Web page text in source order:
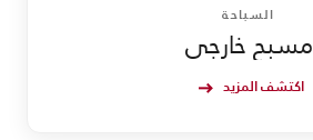
السباحة
مسبح خارجي
اكتشف المزيد